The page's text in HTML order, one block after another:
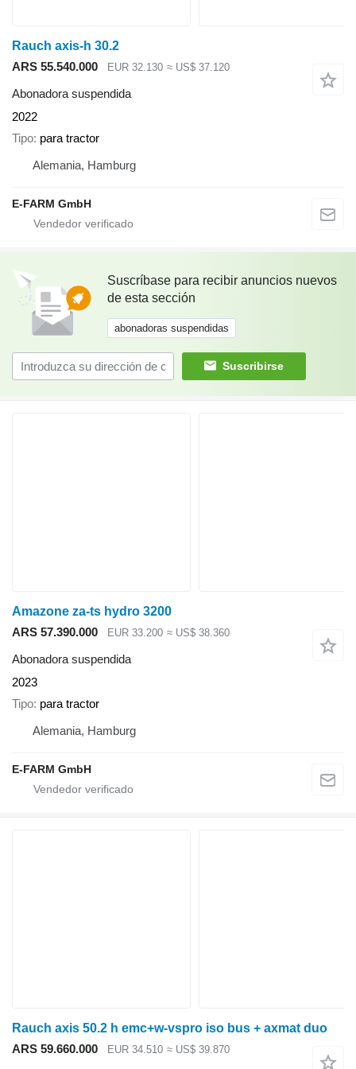
Rauch axis-h 30.2
ARS 55.540.000
EUR 32.130 ≈ US$ 37.120
Abonadora suspendida
2022
Tipo para tractor
Alemania, Hamburg
E-FARM GmbH
Suscríbase para recibir anuncios nuevos
de esta sección
abonadoras suspendidas
Suscribirse
Amazone za-ts hydro 3200
ARS 57.390.000
EUR 33.200 ≈ US$ 38.360
Abonadora suspendida
2023
Tipo para tractor
Alemania, Hamburg
E-FARM GmbH
Rauch axis 50.2 h emc+w-vspro iso bus + axmat duo
ARS 59.660.000
EUR 34.510 ≈ US$ 39.870